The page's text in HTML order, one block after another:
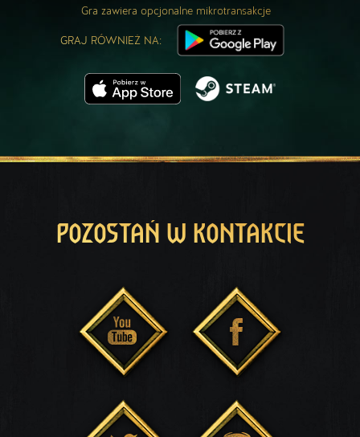
Gra zawiera opcjonalne mikrotransakcje
GRAJ RÓWNIEŻ NA:
POZOSTAŃ W KONTAKCIE